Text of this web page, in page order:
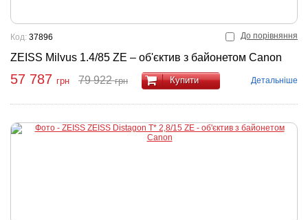
До порівняння
ZEISS Milvus 1.4/85 ZE – об'єктив з байонетом Canon
Код: 37896
57 787 грн 79 922грн Купити Детальніше